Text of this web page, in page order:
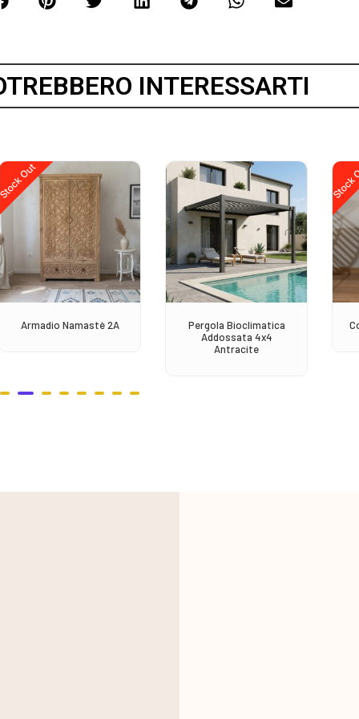
INTERESSARTI
Stock Out
Armadio Namastè 2A
Pergola Bioclimatica
Addossata 4x4
Antracite